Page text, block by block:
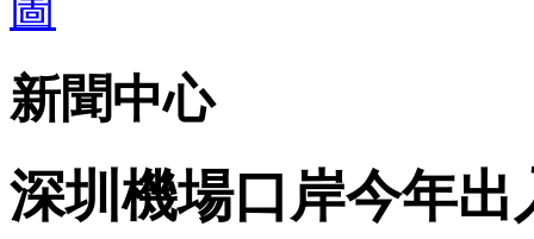
新聞中心
深圳機場口岸今年出